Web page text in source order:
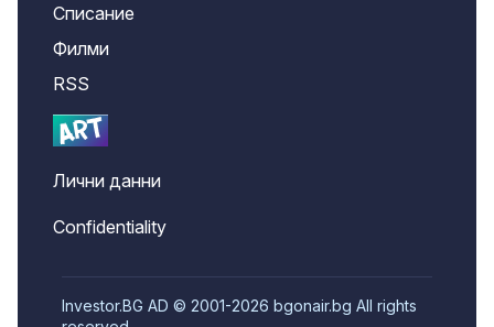
Списание
Филми
RSS
Лични данни
Confidentiality
Investor.BG AD © 2001-2026 bgonair.bg All rights